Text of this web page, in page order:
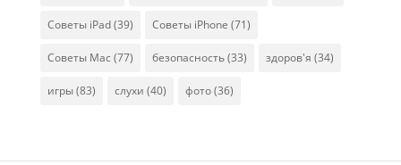
Советы iPad(39) Советы iPhone (71)
Советы Mac (77) безопасность(33) здоров'я (34)
игры(83) слухи (40) фото(36)